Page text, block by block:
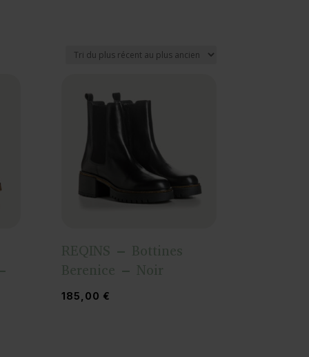
REQINS – Bottines
Berenice – Noir
185,00 €